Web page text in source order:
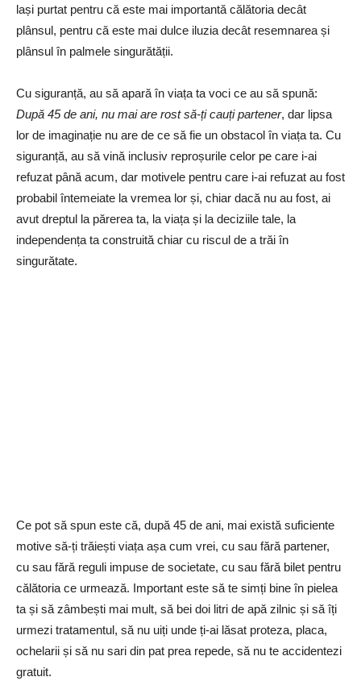
lași purtat pentru că este mai importantă călătoria decât
plânsul, pentru că este mai dulce iluzia decât resemnarea și
plânsul în palmele singurătății.
Cu siguranță, au să apară în viața ta voci ce au să spună:
După 45 de ani, nu mai are rost să-ți cauți partener, dar lipsa
lor de imaginație nu are de ce să fie un obstacol în viața ta. Cu
siguranță, au să vină inclusiv reproșurile celor pe care i-ai
refuzat până acum, dar motivele pentru care i-ai refuzat au fost
probabil întemeiate la vremea lor și, chiar dacă nu au fost, ai
avut dreptul la părerea ta, la viața și la deciziile tale, la
independența ta construită chiar cu riscul de a trăi în
singurătate.
Ce pot să spun este că, după 45 de ani, mai există suficiente
motive să-ți trăiești viața așa cum vrei, cu sau fără partener,
cu sau fără reguli impuse de societate, cu sau fără bilet pentru
călătoria ce urmează. Important este să te simți bine în pielea
ta și să zâmbești mai mult, să bei doi litri de apă zilnic și să îți
urmezi tratamentul, să nu uiți unde ți-ai lăsat proteza, placa,
ochelarii și să nu sari din pat prea repede, să nu te accidentezi
gratuit.